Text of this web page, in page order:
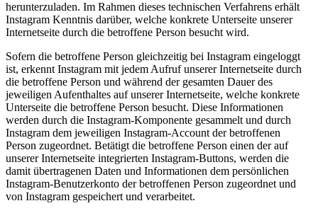
herunterzuladen. Im Rahmen dieses technischen Verfahrens erhält
Instagram Kenntnis darüber, welche konkrete Unterseite unserer
Internetseite durch die betroffene Person besucht wird.
Sofern die betroffene Person gleichzeitig bei Instagram eingeloggt
ist, erkennt Instagram mit jedem Aufruf unserer Internetseite durch
die betroffene Person und während der gesamten Dauer des
jeweiligen Aufenthaltes auf unserer Internetseite, welche konkrete
Unterseite die betroffene Person besucht. Diese Informationen
werden durch die Instagram-Komponente gesammelt und durch
Instagram dem jeweiligen Instagram-Account der betroffenen
Person zugeordnet. Betätigt die betroffene Person einen der auf
unserer Internetseite integrierten Instagram-Buttons, werden die
damit übertragenen Daten und Informationen dem persönlichen
Instagram-Benutzerkonto der betroffenen Person zugeordnet und
von Instagram gespeichert und verarbeitet.